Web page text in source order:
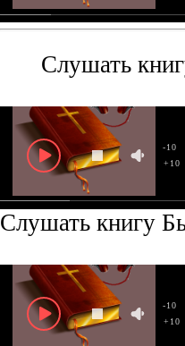
Слушать
+10
-10
Слушать книгу
+10
-10